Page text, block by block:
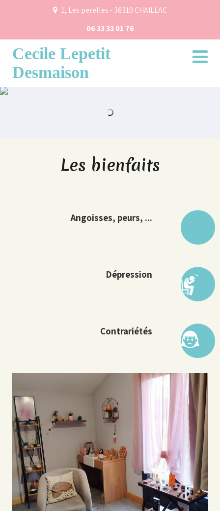
1, Les perelles - 36310 CHAILLAC
06 33 33 01 76
Cecile Lepetit
Desmaison
Les bienfaits
Angoisses, peurs, ...
Dépression
Contrariétés